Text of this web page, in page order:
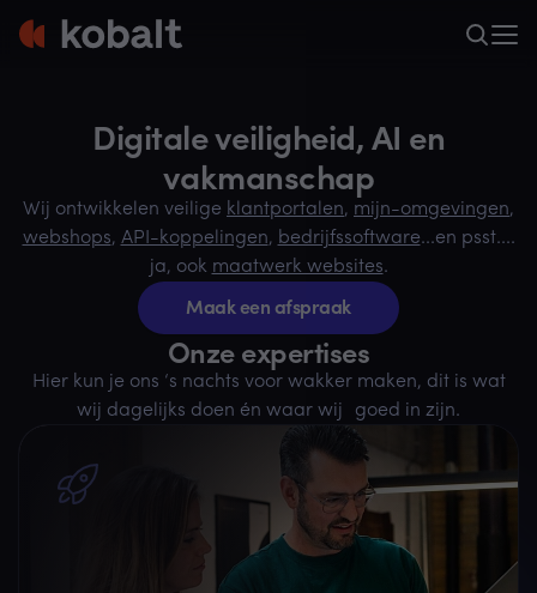
Digitale veiligheid, AI en
vakmanschap
Wij ontwikkelen veilige klantportalen, mijn-omgevingen,
webshops, API-koppelingen, bedrijfssoftware...en psst....
ja, ook maatwerk websites.
Maak een afspraak
Onze expertises
Hier kun je ons ‘s nachts voor wakker maken, dit is wat
wij dagelijks doen én waar wij goed in zijn.